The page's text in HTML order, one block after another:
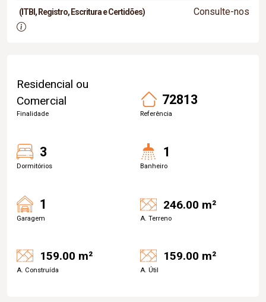
(ITBI, Registro, Escritura e Certidões) Consulte-nos
Residencial ou
Comercial
Finalidade
72813
Referência
3
Dormitórios
1
Banheiro
1
Garagem
246.00 m²
A. Terreno
159.00 m²
A. Construída
159.00 m²
A. Útil